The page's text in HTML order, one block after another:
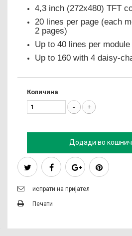
4,3 inch (272x480) TFT
20 lines per page (each
2 pages)
Up to 40 lines per module
Up to 160 with 4 daisy-
Количина
Додади во
испрати на пријател
Печати